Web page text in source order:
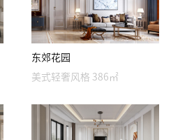
东郊花园
美式轻奢风格 386㎡